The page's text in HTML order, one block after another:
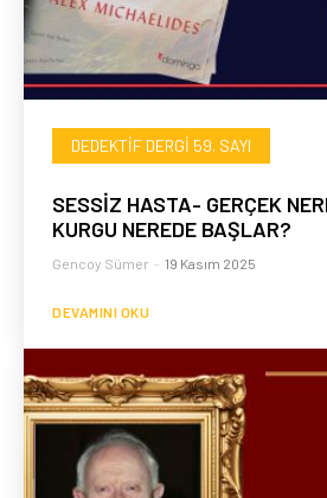
DEDEKTIF DERGI 59. SAYI
SESSİZ HASTA- GERÇEK
KURGU NEREDE BAŞLAR?
Gencoy Sümer - 19 Kasım 2025
DEVAMINI OKU